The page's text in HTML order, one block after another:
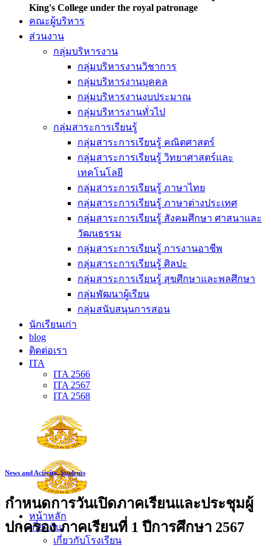
King's College under the royal patronage
คณะผู้บริหาร
ส่วนงาน
กลุ่มบริหารงาน
กลุ่มบริหารงานวิชาการ
กลุ่มบริหารงานบุคคล
กลุ่มบริหารงานงบประมาณ
กลุ่มบริหารงานทั่วไป
กลุ่มสาระการเรียนรู้
กลุ่มสาระการเรียนรู้ คณิตศาสตร์
กลุ่มสาระการเรียนรู้ วิทยาศาสตร์และ
เทคโนโลยี
กลุ่มสาระการเรียนรู้ ภาษาไทย
กลุ่มสาระการเรียนรู้ ภาษาต่างประเทศ
กลุ่มสาระการเรียนรู้ สังคมศึกษา ศาสนาและ
วัฒนธรรม
กลุ่มสาระการเรียนรู้ การงานอาชีพ
กลุ่มสาระการเรียนรู้ ศิลปะ
กลุ่มสาระการเรียนรู้ สุขศึกษาและพลศึกษา
กลุ่มพัฒนาผู้เรียน
กลุ่มสนับสนุนการสอน
นักเรียนเก่า
blog
ติดต่อเรา
ITA
ITA 2566
ITA 2567
ITA 2568
หน้าหลัก
เกี่ยวกับ
เกี่ยวกับโรงเรียน
News and Activity,Students
กำหนดการวันเปิดภาคเรียนและประชุมผู้
ปกครอง ภาคเรียนที่ 1 ปีการศึกษา 2567